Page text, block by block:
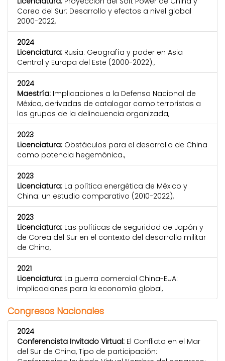
Corea del Sur: Desarrollo y efectos a nivel global
2000-2022,
2024
Licenciatura: Rusia: Geografía y poder en Asia
Central y Europa del Este (2000-2022).,
2024
Maestría: Implicaciones a la Defensa Nacional de
México, derivadas de catalogar como terroristas a
los grupos de la delincuencia organizada,
2023
Licenciatura: Obstáculos para el desarrollo de China
como potencia hegemónica.,
2023
Licenciatura: La política energética de México y
China: un estudio comparativo (2010-2022),
2023
Licenciatura: Las políticas de seguridad de Japón y
de Corea del Sur en el contexto del desarrollo militar
de China,
2021
Licenciatura: La guerra comercial China-EUA:
implicaciones para la economía global,
Congresos Nacionales
2024
Conferencista Invitado Virtual: El Conflicto en el Mar
del Sur de China, Tipo de participación: